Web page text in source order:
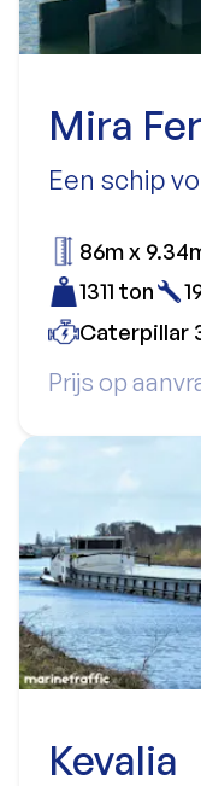
Mira
Een schip
Prijs op
86m x
1311 ton
Caterpillar
Kevalia